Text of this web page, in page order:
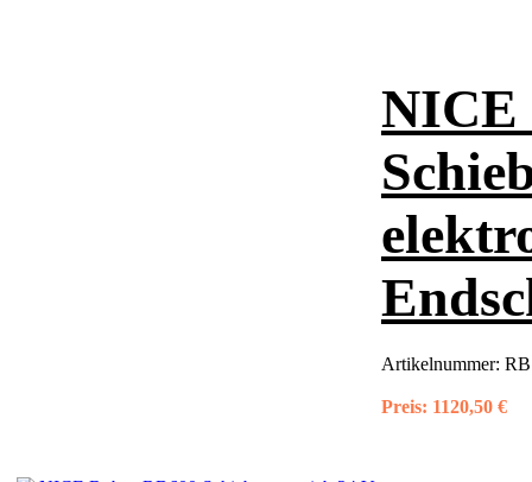
NICE
Artikelnummer:
Preis: 1120,50 €